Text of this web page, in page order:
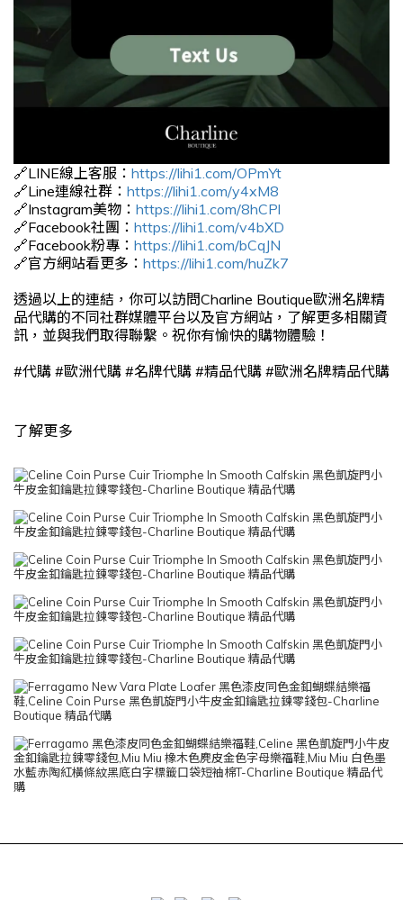
🔗LINE線上客服： https://lihi1.com/OPmYt
🔗Line連線社群： https://lihi1.com/y4xM8
🔗Instagram美物： https://lihi1.com/8hCPl
🔗Facebook社團： https://lihi1.com/v4bXD
🔗Facebook粉專： https://lihi1.com/bCqJN
🔗官方網站看更多： https://lihi1.com/huZk7
透過以上的連結，你可以訪問Charline Boutique歐洲名牌精
品代購的不同社群媒體平台以及官方網站，了解更多相關資
訊，並與我們取得聯繫。祝你有愉快的購物體驗！
#代購 #歐洲代購 #名牌代購 #精品代購 #歐洲名牌精品代購
了解更多